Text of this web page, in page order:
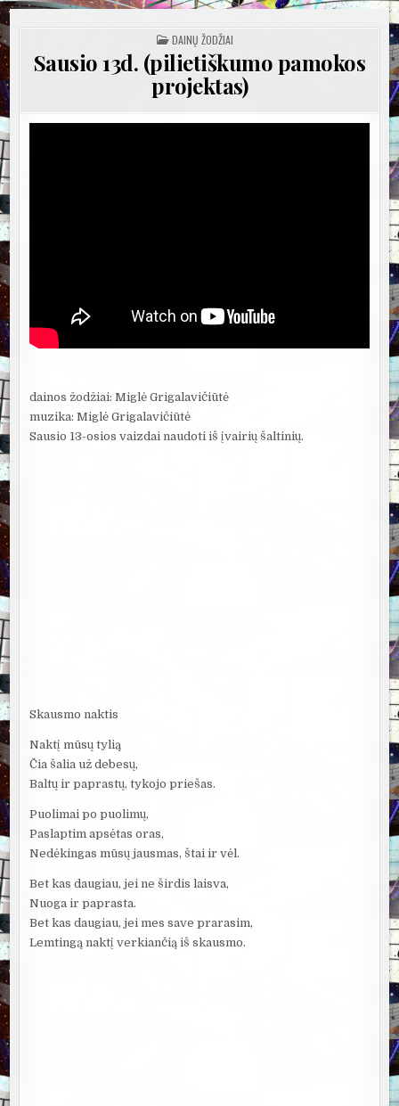
POSTED
IN
DAINŲ ŽODŽIAI
Sausio 13d. (pilietiškumo pamokos
projektas)
dainos žodžiai: Miglė Grigalavičiūtė
muzika: Miglė Grigalavičiūtė
Sausio 13-osios vaizdai naudoti iš įvairių šaltinių.
Skausmo naktis
Naktį mūsų tylią
Čia šalia už debesų,
Baltų ir paprastų, tykojo priešas.
Puolimai po puolimų,
Paslaptim apsėtas oras,
Nedėkingas mūsų jausmas, štai ir vėl.
Bet kas daugiau, jei ne širdis laisva,
Nuoga ir paprasta.
Bet kas daugiau, jei mes save prarasim,
Lemtingą naktį verkiančią iš skausmo.